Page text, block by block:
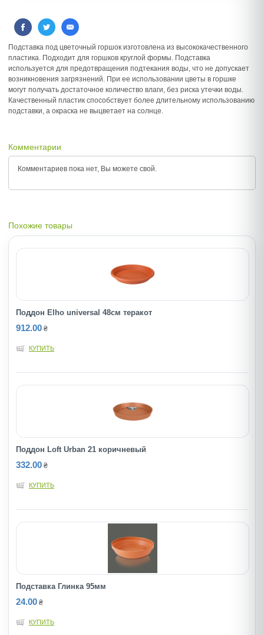
Подставка под цветочный горшок изготовлена из высококачественного
пластика. Подходит для горшков круглой формы. Подставка
используется для предотвращения подтекания воды, что не допускает
возникновения загрязнений. При ее использовании цветы в горшке
могут получать достаточное количество влаги, без риска утечки воды.
Качественный пластик способствует более длительному использованию
подставки, а окраска не выцветает на солнце.
Комментарии
Комментариев пока нет, Вы можете свой.
Похожие товары
Поддон Elho universal 48см теракот
912.00 ₴
КУПИТЬ
Поддон Loft Urban 21 коричневый
332.00 ₴
КУПИТЬ
Подставка Глинка 95мм
24.00 ₴
КУПИТЬ